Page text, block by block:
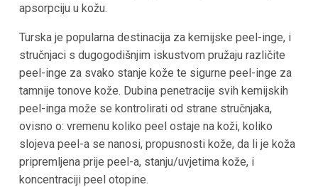
apsorpciju u kožu.
Turska je popularna destinacija za kemijske peel-inge, i
stručnjaci s dugogodišnjim iskustvom pružaju različite
peel-inge za svako stanje kože te sigurne peel-inge za
tamnije tonove kože. Dubina penetracije svih kemijskih
peel-inga može se kontrolirati od strane stručnjaka,
ovisno o: vremenu koliko peel ostaje na koži, koliko
slojeva peel-a se nanosi, propusnosti kože, da li je koža
pripremljena prije peel-a, stanju/uvjetima kože, i
koncentraciji peel otopine.